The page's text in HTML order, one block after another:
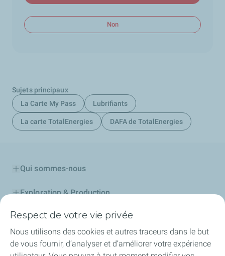
Non
Sujets principaux
La Carte My Pass
Lubrifiants
La carte TotalEnergies DAFA de TotalEnergies
Qui sommes-nous
Exploration & Production
Stations Service
Lubrifiants Automobiles
Respect de votre vie privée
Nous utilisons des cookies et autres traceurs dans le but
de vous fournir, d’analyser et d’améliorer votre expérience